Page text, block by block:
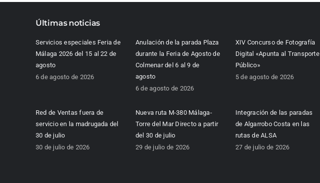
Últimas noticias
Servicios especiales Feria de
Málaga 2026 del 15 al 22 de
agosto
6 de agosto de 2026
Anulación de la parada Plaza
durante la Feria de Agosto de
Colmenar del 6 al 9 de
agosto
6 de agosto de 2026
XIV Concurso de Fotografía
Digital «Apunta al Transporte
Público»
5 de agosto de 2026
Red de Ventas fuera de
servicio en la madrugada del
30 de julio
30 de julio de 2026
Nueva ruta M-380 Málaga-
Torre del Mar Directo a partir
del 30 de julio
29 de julio de 2026
Integración de las paradas
de Algarrobo Costa en las
rutas de ALSA
27 de julio de 2026